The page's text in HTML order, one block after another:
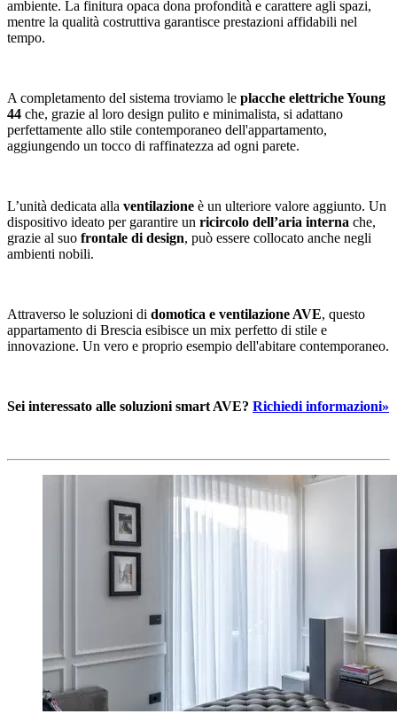
ambiente. La finitura opaca dona profondità e carattere agli spazi,
mentre la qualità costruttiva garantisce prestazioni affidabili nel
tempo.
A completamento del sistema troviamo le placche elettriche Young
44 che, grazie al loro design pulito e minimalista, si adattano
perfettamente allo stile contemporaneo dell'appartamento,
aggiungendo un tocco di raffinatezza ad ogni parete.
L’unità dedicata alla ventilazione è un ulteriore valore aggiunto. Un
dispositivo ideato per garantire un ricircolo dell’aria interna che,
grazie al suo frontale di design, può essere collocato anche negli
ambienti nobili.
Attraverso le soluzioni di domotica e ventilazione AVE, questo
appartamento di Brescia esibisce un mix perfetto di stile e
innovazione. Un vero e proprio esempio dell'abitare contemporaneo.
Sei interessato alle soluzioni smart AVE? Richiedi informazioni»